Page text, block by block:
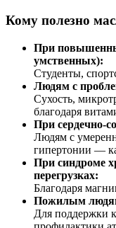
Кому полезно
При
умственных):
Студенты,
Людям с
Сухость,
благодаря
При сердечно-
Людям с
гипертонии —
При синдроме
перегрузках:
Благодаря
Пожилым
Для поддержки